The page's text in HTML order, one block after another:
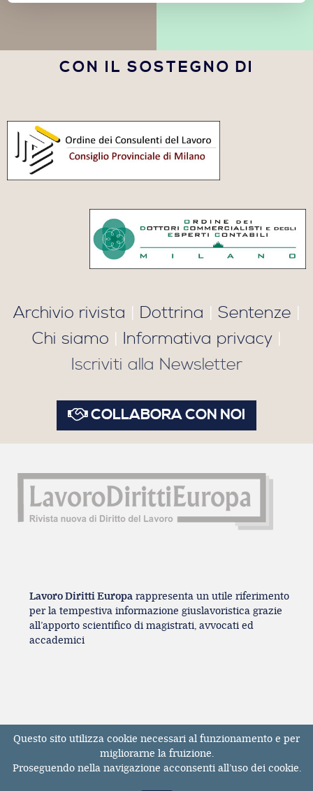
CON IL SOSTEGNO DI
Archivio rivista | Dottrina | Sentenze |
Chi siamo | Informativa privacy|
Iscriviti alla Newsletter
COLLABORA CON NOI
Lavoro Diritti Europa rappresenta un utile riferimento
per la tempestiva informazione giuslavoristica grazie
all’apporto scientifico di magistrati, avvocati ed
accademici
Registrazione Tribunale di Milano n° 131131
dell'11/04/2017
Questo sito utilizza cookie necessari al funzionamento e per
migliorarne la fruizione.
Proseguendo nella navigazione acconsenti all’uso dei cookie.